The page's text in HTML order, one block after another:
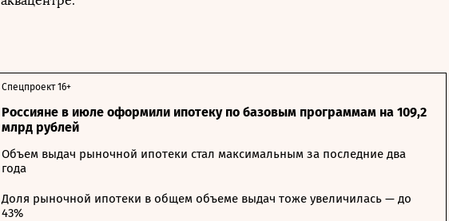
Россияне в июле оформили ипотеку по базовым программам на 109,2
млрд рублей
Спецпроект 16+
Объем выдач рыночной ипотеки стал максимальным за последние два
года
Доля рыночной ипотеки в общем объеме выдач тоже увеличилась — до
43%